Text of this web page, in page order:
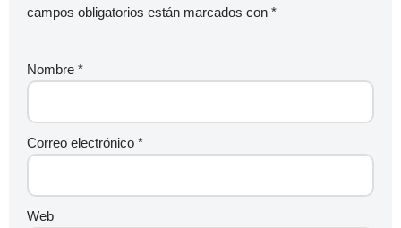
campos obligatorios están marcados con *
Nombre *
Correo electrónico *
Web